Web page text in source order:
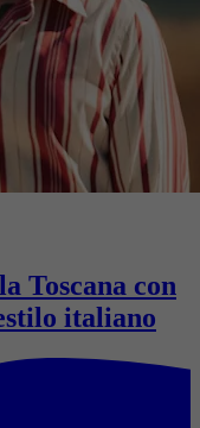
Toscana con
italiano